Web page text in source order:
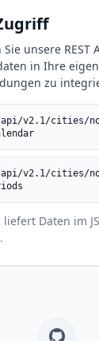
unsere REST
in Ihre
zu
api/v2.1/cities/
api/v2.1/cities/
liefert Daten im